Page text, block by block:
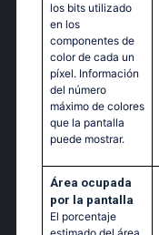
los bits utilizado
en los
componentes de
color de cada un
píxel. Información
del número
máximo de colores
que la pantalla
puede mostrar.
Área ocupada
por la pantalla
El porcentaje